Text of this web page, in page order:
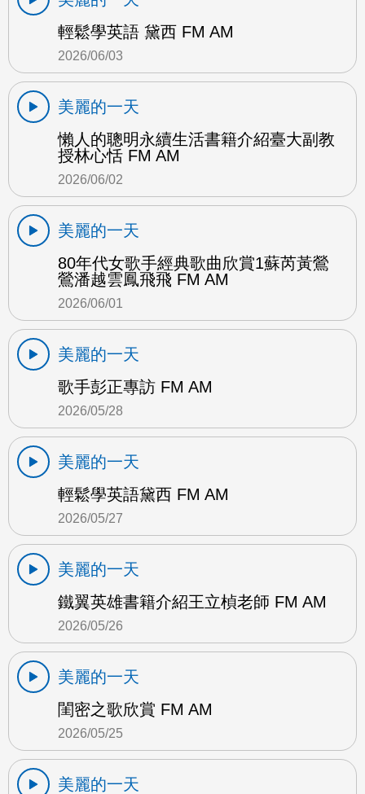
輕鬆學英語 黛西 FM AM
2026/06/03
美麗的一天
懶人的聰明永續生活書籍介紹臺大副教
授林心恬 FM AM
2026/06/02
美麗的一天
80年代女歌手經典歌曲欣賞1蘇芮黃鶯
鶯潘越雲鳳飛飛 FM AM
2026/06/01
美麗的一天
歌手彭正專訪 FM AM
2026/05/28
美麗的一天
輕鬆學英語黛西 FM AM
2026/05/27
美麗的一天
鐵翼英雄書籍介紹王立楨老師 FM AM
2026/05/26
美麗的一天
閨密之歌欣賞 FM AM
2026/05/25
美麗的一天